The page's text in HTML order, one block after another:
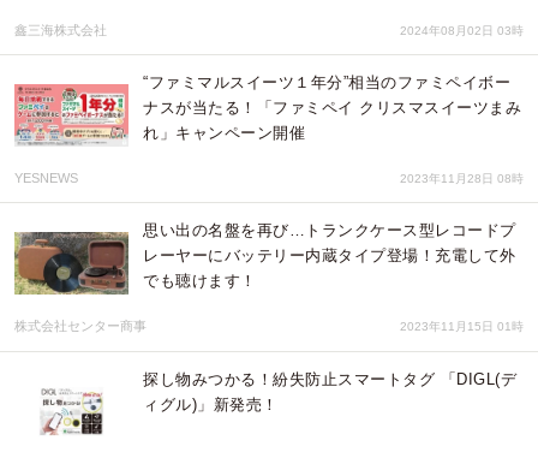
鑫三海株式会社 2024年08月02日 03時
“ファミマルスイーツ１年分”相当のファミペイボー
ナスが当たる！「ファミペイ クリスマスイーツまみ
れ」キャンペーン開催
YESNEWS 2023年11月28日 08時
思い出の名盤を再び…トランクケース型レコードプ
レーヤーにバッテリー内蔵タイプ登場！充電して外
でも聴けます！
株式会社センター商事 2023年11月15日 01時
探し物みつかる！紛失防止スマートタグ 「DIGL(デ
ィグル)」新発売！